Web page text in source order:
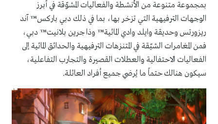
بمجموعة متنوعة من الأنشطة والفعاليات المشوّقة في أبرز
الوجهات الترفيهية التي تزخر بها، بما في ذلك دبي باركس™ آند
ريزورتس وحديقة وايلد وادي المائية™ وذا جرين بلانيت™ دبي،
فمن المغامرات الشيّقة في المتنزهات الترفيهية والحدائق المائية إلى
الفعاليات الاحتفالية والعطلات القصيرة والتجارب التفاعلية،
سيكون هنالك حتماً ما يُرضي جميع أفراد العائلة.